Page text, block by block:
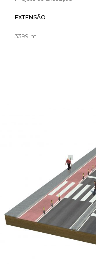
EXTENSÃO
3399 m